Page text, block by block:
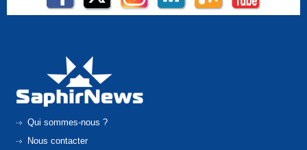
Qui sommes-nous ?
Nous contacter